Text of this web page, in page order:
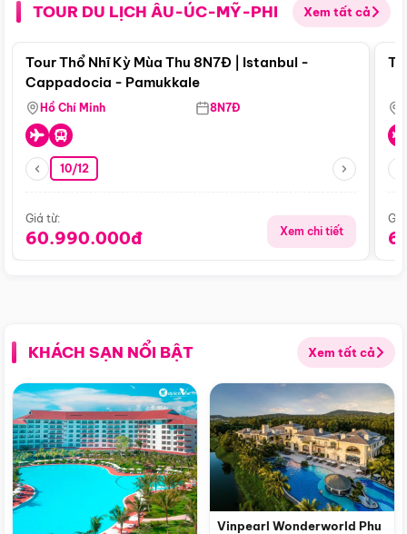
TOUR DU LỊCH ÂU-ÚC-MỸ-PHI Xem tất cả
Điểm nổi bật
Tour Thổ Nhĩ Kỳ Mùa Thu 8N7Đ | Istanbul -
Cappadocia - Pamukkale
Hồ Chí Minh 8N7Đ
10/12
Giá từ:
60.990.000đ Xem chi tiết
KHÁCH SẠN NỔI BẬT Xem tất cả
Vinpearl Wonderworld Phu